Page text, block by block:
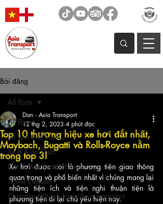
Bài đăng
All Posts
Du Lịch Việt Nam
Xe & Kiến Thức
Car & Van Rental, News
Travel Vietnam
Customer/Khách hàng Asia Transport
All Posts
Top 10 thương hiệu xe hơi đắt nhất,
Maybach, Bugatti và Rolls-Royce nằm
trong top 3!
Dan - Asia Transport
12 thg 2, 2023 4 phút đọc
Xe hơi được coi là phương tiện giao thông
quan trọng và phổ biến nhất vì chúng mang lại
những tiện ích và tiện nghi thuận tiện là
phương tiện đi lại chủ yếu hiện nay.